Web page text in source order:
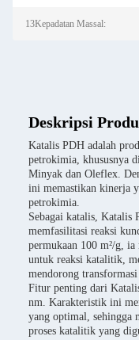
13Kepadatan Massal:
Deskripsi
Katalis PDH adalah
petrokimia, khususnya
Minyak dan Oleflex.
ini memastikan kinerja
petrokimia.
Sebagai katalis, Katalis
memfasilitasi reaksi
permukaan 100 m²/g,
untuk reaksi katalitik,
mendorong
Fitur penting dari
nm. Karakteristik ini
yang optimal, sehingga
proses katalitik yang